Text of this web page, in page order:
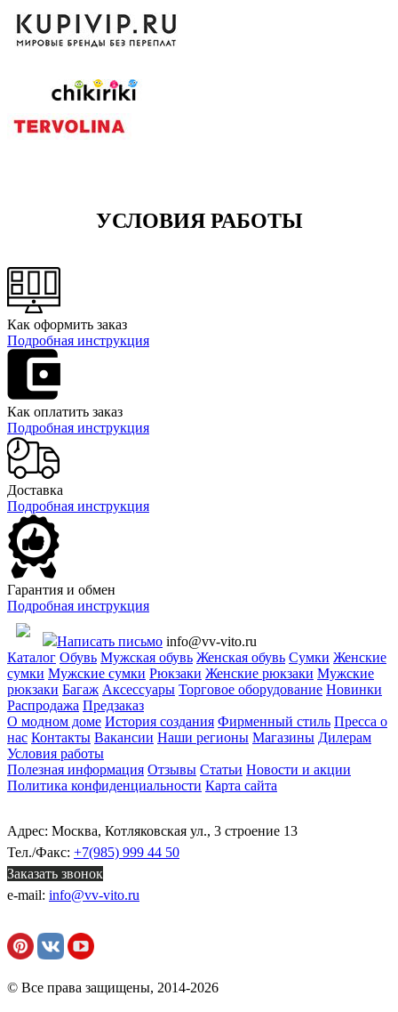
УСЛОВИЯ РАБОТЫ
Как оформить заказ
Подробная инструкция
Как оплатить заказ
Подробная инструкция
Доставка
Подробная инструкция
Гарантия и обмен
Подробная инструкция
Написать письмо info@vv-vito.ru
Каталог Обувь Мужская обувь Женская обувь Сумки Женские
сумки Мужские сумки Рюкзаки Женские рюкзаки Мужские
рюкзаки Багаж Аксессуары Торговое оборудование Новинки
Распродажа Предзаказ
О модном доме История создания Фирменный стиль Пресса о
нас Контакты Вакансии Наши регионы Магазины Дилерам
Условия работы
Полезная информация Отзывы Статьи Новости и акции
Политика конфиденциальности Карта сайта
Адрес: Москва, Котляковская ул., 3 строение 13
Тел./Факс: +7(985) 999 44 50
Заказать звонок
e-mail: info@vv-vito.ru
© Все права защищены, 2014-2026